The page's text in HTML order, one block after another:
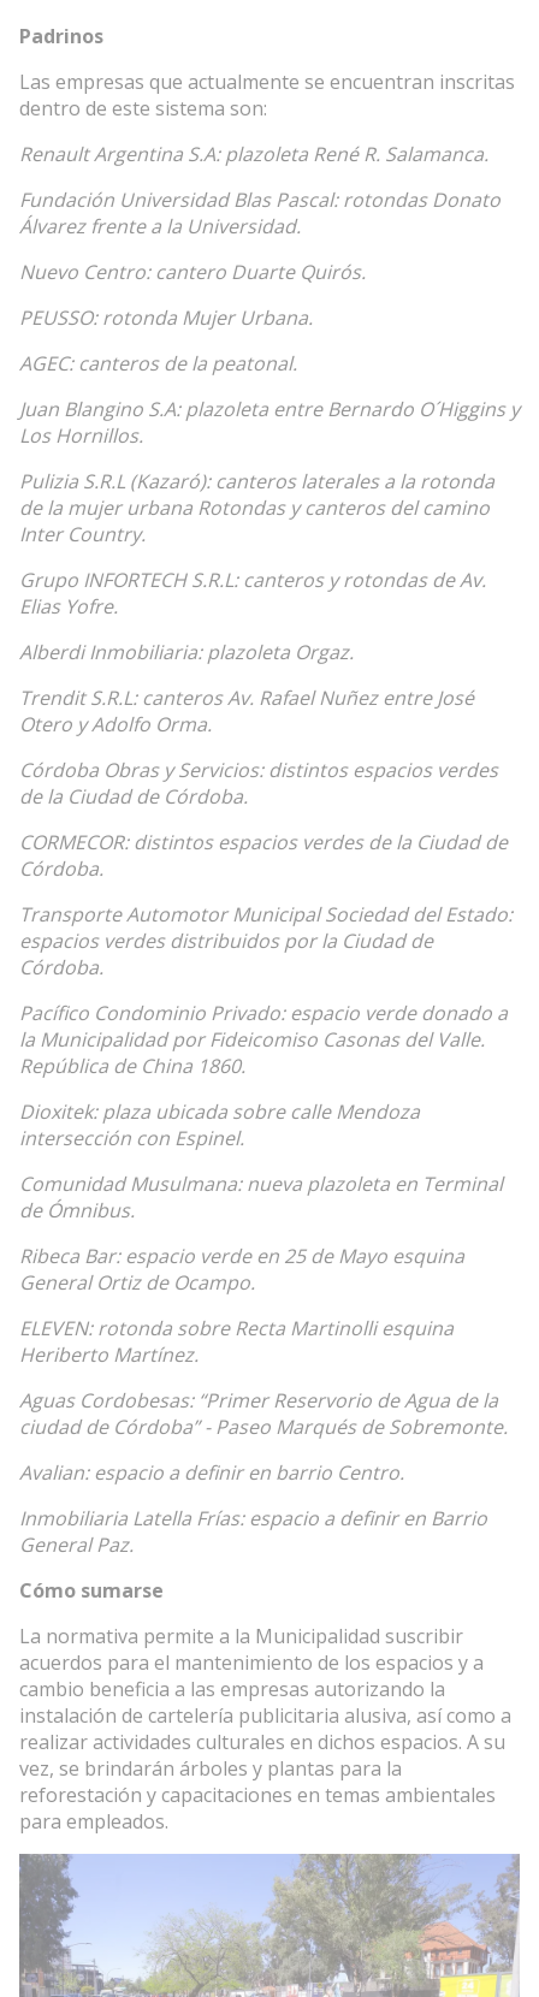
Padrinos
Las empresas que actualmente se encuentran inscritas
dentro de este sistema son:
Renault Argentina S.A: plazoleta René R. Salamanca.
Fundación Universidad Blas Pascal: rotondas Donato
Álvarez frente a la Universidad.
Nuevo Centro: cantero Duarte Quirós.
PEUSSO: rotonda Mujer Urbana.
AGEC: canteros de la peatonal.
Juan Blangino S.A: plazoleta entre Bernardo O´Higgins y
Los Hornillos.
Pulizia S.R.L (Kazaró): canteros laterales a la rotonda
de la mujer urbana Rotondas y canteros del camino
Inter Country.
Grupo INFORTECH S.R.L: canteros y rotondas de Av.
Elias Yofre.
Alberdi Inmobiliaria: plazoleta Orgaz.
Trendit S.R.L: canteros Av. Rafael Nuñez entre José
Otero y Adolfo Orma.
Córdoba Obras y Servicios: distintos espacios verdes
de la Ciudad de Córdoba.
CORMECOR: distintos espacios verdes de la Ciudad de
Córdoba.
Transporte Automotor Municipal Sociedad del Estado:
espacios verdes distribuidos por la Ciudad de
Córdoba.
Pacífico Condominio Privado: espacio verde donado a
la Municipalidad por Fideicomiso Casonas del Valle.
República de China 1860.
Dioxitek: plaza ubicada sobre calle Mendoza
intersección con Espinel.
Comunidad Musulmana: nueva plazoleta en Terminal
de Ómnibus.
Ribeca Bar: espacio verde en 25 de Mayo esquina
General Ortiz de Ocampo.
ELEVEN: rotonda sobre Recta Martinolli esquina
Heriberto Martínez.
Aguas Cordobesas: “Primer Reservorio de Agua de la
ciudad de Córdoba” - Paseo Marqués de Sobremonte.
Avalian: espacio a definir en barrio Centro.
Inmobiliaria Latella Frías: espacio a definir en Barrio
General Paz.
Cómo sumarse
La normativa permite a la Municipalidad suscribir
acuerdos para el mantenimiento de los espacios y a
cambio beneficia a las empresas autorizando la
instalación de cartelería publicitaria alusiva, así como a
realizar actividades culturales en dichos espacios. A su
vez, se brindarán árboles y plantas para la
reforestación y capacitaciones en temas ambientales
para empleados.